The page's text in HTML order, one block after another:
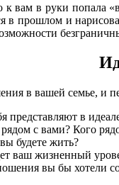
к вам в руки попала
в прошлом и
в вашей семье, и
представляют в
рядом с вами? Кого
будете жить?
ваш жизненный
вы бы хотели